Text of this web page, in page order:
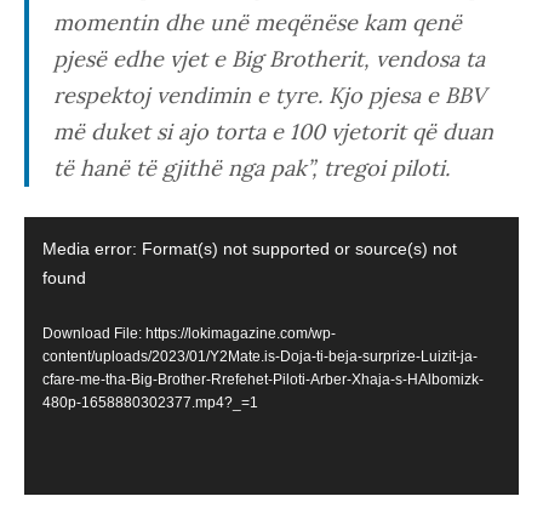
momentin dhe unë meqënëse kam qenë
pjesë edhe vjet e Big Brotherit, vendosa ta
respektoj vendimin e tyre. Kjo pjesa e BBV
më duket si ajo torta e 100 vjetorit që duan
të hanë të gjithë nga pak”, tregoi piloti.
Player
Media error: Format(s) not supported or source(s) not
found
Download File: https://lokimagazine.com/wp-
content/uploads/2023/01/Y2Mate.is-Doja-ti-beja-surprize-Luizit-ja-
cfare-me-tha-Big-Brother-Rrefehet-Piloti-Arber-Xhaja-s-HAlbomizk-
480p-1658880302377.mp4?_=1